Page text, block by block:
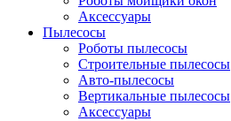
Аксессуары
Пылесосы
Роботы пылесосы
Строительные пылесосы
Авто-пылесосы
Вертикальные пылесосы
Аксессуары